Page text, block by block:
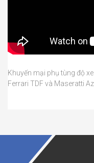
Khuyến mại phụ tùng độ
Ferrari TDF và Maseratti